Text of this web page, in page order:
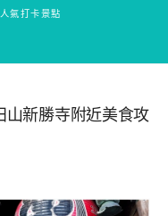
氣打卡景點
山新勝寺附近美食攻